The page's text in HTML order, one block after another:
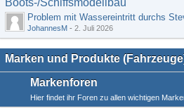
Boots-/Schiffsmodellbau
Problem mit Wassereintritt durchs
JohannesM - 2. Juli 2026
Marken und Produkte
Markenforen
Hier findet ihr Foren zu allen wichtigen